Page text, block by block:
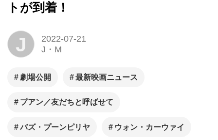
トが到着！
J
2022-07-21
J・M
劇場公開 最新映画ニュース
プアン／友だちと呼ばせて
バズ・プーンピリヤ ウォン・カーウァイ